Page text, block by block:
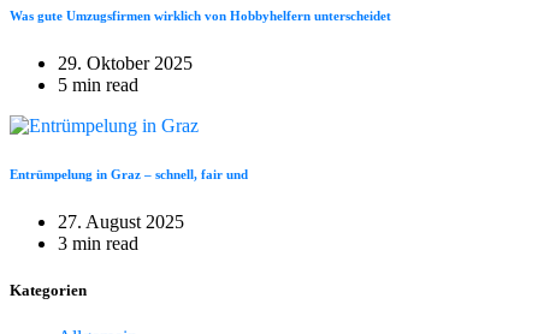
Was gute Umzugsfirmen wirklich von Hobbyhelfern unterscheidet
29. Oktober 2025
5 min read
Entrümpelung in Graz – schnell, fair und
27. August 2025
3 min read
Kategorien